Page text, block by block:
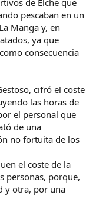
pescaban en un
Manga y, en
ya que
consecuencia
cifró el coste
las horas de
el personal que
de una
no fortuita de los
el coste de la
personas, porque,
y otra, por una